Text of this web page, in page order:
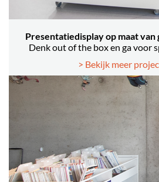
Presentatiedisplay op maat van
Denk out of the box en ga voor
> Bekijk meer